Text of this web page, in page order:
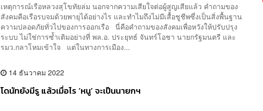
เหตุการณ์เรือหลวงสุโขทัยล่ม นอกจากความเสียใจต่อผู้สูญเสียแล้ว คำถามของ
สังคมคือเรือรบจมด้วยพายุได้อย่างไร และทำไมถึงไม่มีเสื้อชูชีพซึ่งเป็นสิ่งพื้นฐาน
ความปลอดภัยทั่วไปของการออกเรือ นี่คือคำถามของสังคมเพื่อหวังให้ปรับปรุง
ระบบ ไม่ใช่การซ้ำเติมอย่างที่ พล.อ. ประยุทธ์ จันทร์โอชา นายกรัฐมนตรี และ
รมว.กลาโหมเข้าใจ แต่ในทางการเมือง...
14 ธันวาคม 2022
โดนัทยังมีรู แล้วเมื่อไร ‘หนู’ จะเป็นนายกฯ